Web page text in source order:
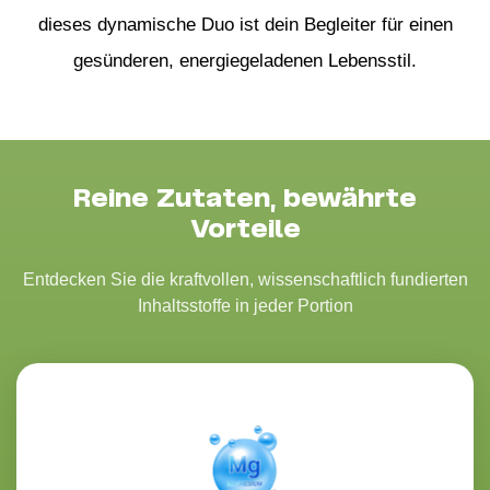
dieses dynamische Duo ist dein Begleiter für einen
gesünderen, energiegeladenen Lebensstil.
Reine Zutaten, bewährte
Vorteile
Entdecken Sie die kraftvollen, wissenschaftlich fundierten
Inhaltsstoffe in jeder Portion
Magnesium ist ein wichtiger Mineralstoff, der
eine Schlüsselrolle in über 300 biochemischen